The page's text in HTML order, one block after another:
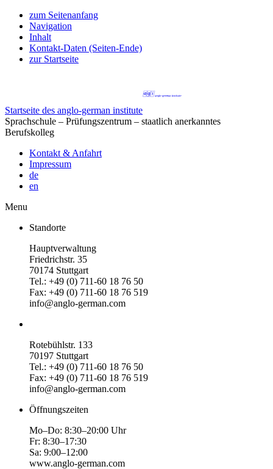
zum Seitenanfang
Navigation
Inhalt
Kontakt-Daten (Seiten-Ende)
zur Startseite
Startseite des anglo-german institute
Sprachschule – Prüfungszentrum – staatlich anerkanntes
Berufskolleg
Kontakt & Anfahrt
Impressum
de
en
Menu
Standorte
Hauptverwaltung
Friedrichstr. 35
70174 Stuttgart
Tel.: +49 (0) 711-60 18 76 50
Fax: +49 (0) 711-60 18 76 519
info@anglo-german.com
Rotebühlstr. 133
70197 Stuttgart
Tel.: +49 (0) 711-60 18 76 50
Fax: +49 (0) 711-60 18 76 519
info@anglo-german.com
Öffnungszeiten
Mo–Do: 8:30–20:00 Uhr
Fr: 8:30–17:30
Sa: 9:00–12:00
www.anglo-german.com